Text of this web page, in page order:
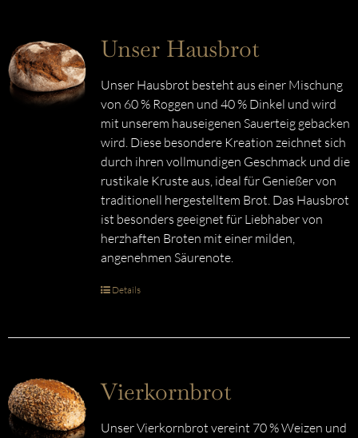
Unser Hausbrot
Unser Hausbrot besteht aus einer Mischung
von 60 % Roggen und 40 % Dinkel und wird
mit unserem hauseigenen Sauerteig gebacken
wird. Diese besondere Kreation zeichnet sich
durch ihren vollmundigen Geschmack und die
rustikale Kruste aus, ideal für Genießer von
traditionell hergestelltem Brot. Das Hausbrot
ist besonders geeignet für Liebhaber von
herzhaften Broten mit einer milden,
angenehmen Säurenote.
Details
Vierkornbrot
Unser Vierkornbrot vereint 70 % Weizen und